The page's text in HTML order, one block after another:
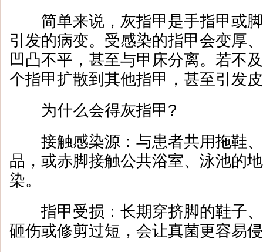
简单来说，灰指甲是手指甲或脚
引发的病变。受感染的指甲会变厚
凹凸不平，甚至与甲床分离。若不
个指甲扩散到其他指甲，甚至引发
为什么会得灰指甲?
接触感染源：与患者共用拖鞋、
品，或赤脚接触公共浴室、泳池的
染。
指甲受损：长期穿挤脚的鞋子、
砸伤或修剪过短，会让真菌更容易